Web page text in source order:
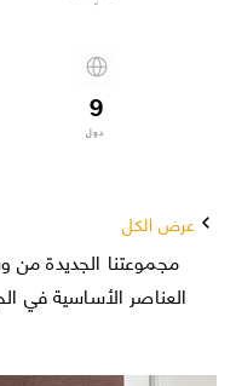
9
دول
عرض الكل
مجموعتنا الجديدة
العناصر الأساسية في